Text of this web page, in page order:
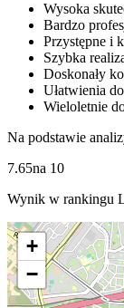
Wysoka
Bardzo
Przystępne i
Szybka
Doskonały
Ułatwienia
Wieloletnie
Na podstawie
7.65na 10
Wynik w rankingu
+
−